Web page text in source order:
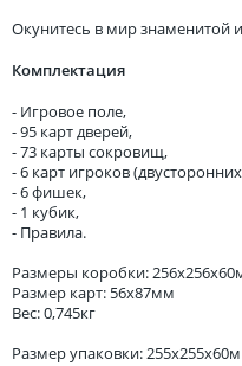
Окунитесь в мир знаменитой
Комплектация
- Игровое поле,
- 95 карт дверей,
- 73 карты сокровищ,
- 6 карт игроков
- 6 фишек,
- 1 кубик,
- Правила.
Размеры коробки:
Размер карт: 56x87мм
Вес: 0,745кг
Размер упаковки: